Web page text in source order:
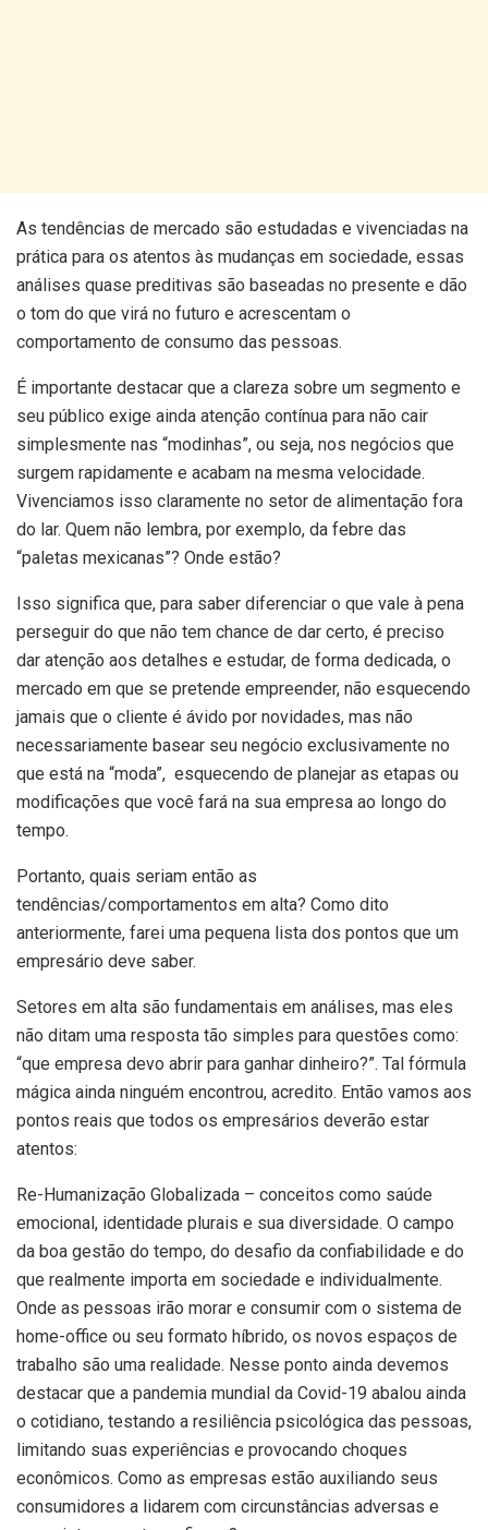
As tendências de mercado são estudadas e vivenciadas na
prática para os atentos às mudanças em sociedade, essas
análises quase preditivas são baseadas no presente e dão
o tom do que virá no futuro e acrescentam o
comportamento de consumo das pessoas.
É importante destacar que a clareza sobre um segmento e
seu público exige ainda atenção contínua para não cair
simplesmente nas “modinhas”, ou seja, nos negócios que
surgem rapidamente e acabam na mesma velocidade.
Vivenciamos isso claramente no setor de alimentação fora
do lar. Quem não lembra, por exemplo, da febre das
“paletas mexicanas”? Onde estão?
Isso significa que, para saber diferenciar o que vale à pena
perseguir do que não tem chance de dar certo, é preciso
dar atenção aos detalhes e estudar, de forma dedicada, o
mercado em que se pretende empreender, não esquecendo
jamais que o cliente é ávido por novidades, mas não
necessariamente basear seu negócio exclusivamente no
que está na “moda”, esquecendo de planejar as etapas ou
modificações que você fará na sua empresa ao longo do
tempo.
Portanto, quais seriam então as
tendências/comportamentos em alta? Como dito
anteriormente, farei uma pequena lista dos pontos que um
empresário deve saber.
Setores em alta são fundamentais em análises, mas eles
não ditam uma resposta tão simples para questões como:
“que empresa devo abrir para ganhar dinheiro?”. Tal fórmula
mágica ainda ninguém encontrou, acredito. Então vamos aos
pontos reais que todos os empresários deverão estar
atentos:
Re-Humanização Globalizada – conceitos como saúde
emocional, identidade plurais e sua diversidade. O campo
da boa gestão do tempo, do desafio da confiabilidade e do
que realmente importa em sociedade e individualmente.
Onde as pessoas irão morar e consumir com o sistema de
home-office ou seu formato híbrido, os novos espaços de
trabalho são uma realidade. Nesse ponto ainda devemos
destacar que a pandemia mundial da Covid-19 abalou ainda
o cotidiano, testando a resiliência psicológica das pessoas,
limitando suas experiências e provocando choques
econômicos. Como as empresas estão auxiliando seus
consumidores a lidarem com circunstâncias adversas e